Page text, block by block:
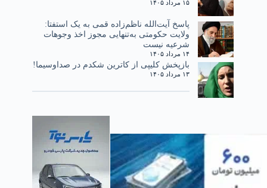
۱۵ مرداد ۱۴۰۵
پاسخ آیت‌الله ناظم‌زاده قمی به یک استفتا:
ولایت حکومتی به‌تنهایی مجوز اخذ وجوهات
شرعیه نیست
۱۴ مرداد ۱۴۰۵
بازپخش کلیپی از کاترین شکدم در صداوسیما!
۱۳ مرداد ۱۴۰۵